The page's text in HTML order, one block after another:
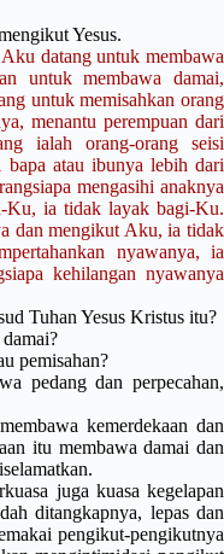
Yesus.
datang untuk membawa
untuk membawa damai,
untuk memisahkan orang
menantu perempuan dari
ialah orang-orang seisi
bapa atau ibunya lebih dari
mengasihi anaknya
Ku, ia tidak layak bagi-Ku.
dan mengikut Aku, ia tidak
nyawanya, ia
kehilangan nyawanya
Tuhan Yesus Kristus itu?
pemisahan?
pedang dan perpecahan,
kemerdekaan dan
itu membawa damai dan
juga kuasa kegelapan
ditangkapnya, lepas dan
pengikut-pengikutnya